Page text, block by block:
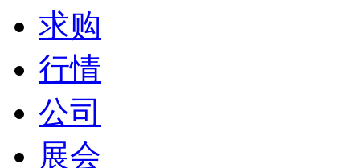
求购
行情
公司
展会